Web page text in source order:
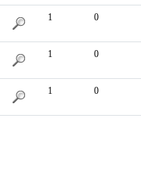
1 0
1 0
1 0